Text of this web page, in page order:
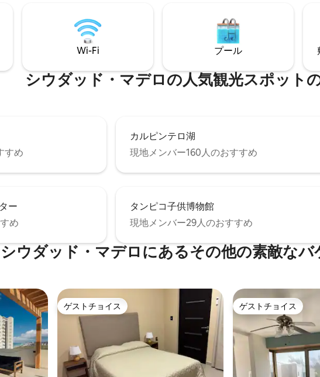
様用ソファベッド、キッチン、洗濯機を
備えたダイニングルーム。
Wi-Fi プール
シウダッド・マデロの人気観光スポット
すめ
カルピンテロ湖
現地メンバー160人のおすすめ
ー
め
タンピコ子供博物館
現地メンバー29人のおすすめ
シウダッド・マデロにあるその他の素敵な
ゲストチョイス
ゲストチョイス ゲストチョイス
ゲストチョイス